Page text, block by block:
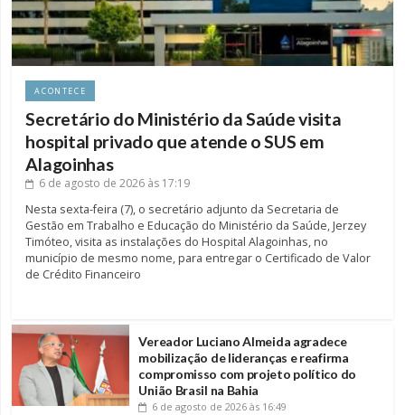
ACONTECE
Secretário do Ministério da Saúde visita
hospital privado que atende o SUS em
Alagoinhas
6 de agosto de 2026 às 17:19
Nesta sexta-feira (7), o secretário adjunto da Secretaria de
Gestão em Trabalho e Educação do Ministério da Saúde, Jerzey
Timóteo, visita as instalações do Hospital Alagoinhas, no
município de mesmo nome, para entregar o Certificado de Valor
de Crédito Financeiro
Vereador Luciano Almeida agradece
mobilização de lideranças e reafirma
compromisso com projeto político do
União Brasil na Bahia
6 de agosto de 2026 às 16:49